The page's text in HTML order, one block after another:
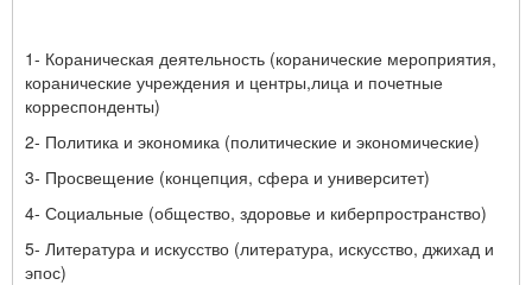
1- Кораническая деятельность (коранические мероприятия,
коранические учреждения и центры,лица и почетные
корреспонденты)
2- Политика и экономика (политические и экономические)
3- Просвещение (концепция, сфера и университет)
4- Социальные (общество, здоровье и киберпространство)
5- Литература и искусство (литература, искусство, джихад и
эпос)